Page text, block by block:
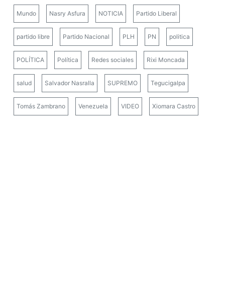
Mundo Nasry Asfura NOTICIA Partido Liberal
partido libre Partido Nacional PLH PN politica
POLÍTICA Política Redes sociales Rixi Moncada
salud Salvador Nasralla SUPREMO Tegucigalpa
Tomás Zambrano Venezuela VIDEO Xiomara Castro